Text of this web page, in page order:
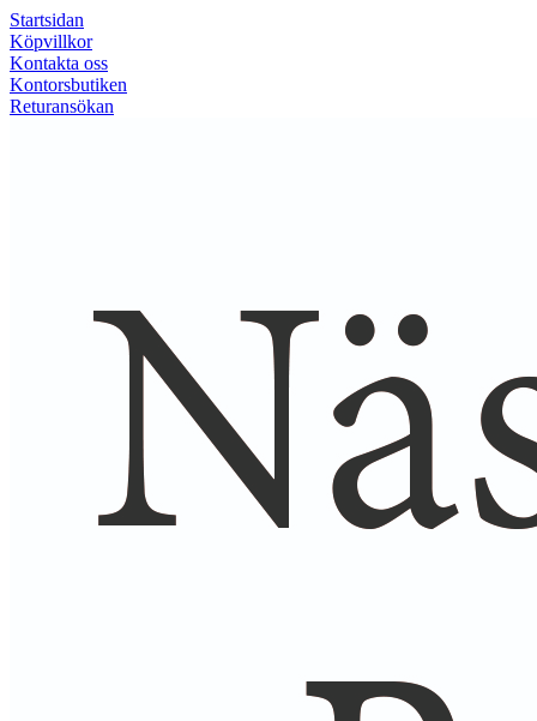
Startsidan
Köpvillkor
Kontakta oss
Kontorsbutiken
Returansökan